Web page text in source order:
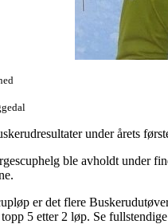
under årets
ble avholdt under
er det flere
5 etter 2 løp. Se